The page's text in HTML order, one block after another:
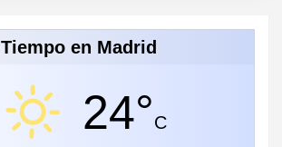
Tiempo en Madrid
24°C